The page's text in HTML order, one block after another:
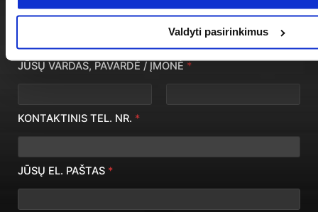
Valdyti pasirinkimus
JŪSŲ VARDAS, PAVARDĖ / ĮMONĖ *
KONTAKTINIS TEL. NR. *
JŪSŲ EL. PAŠTAS *